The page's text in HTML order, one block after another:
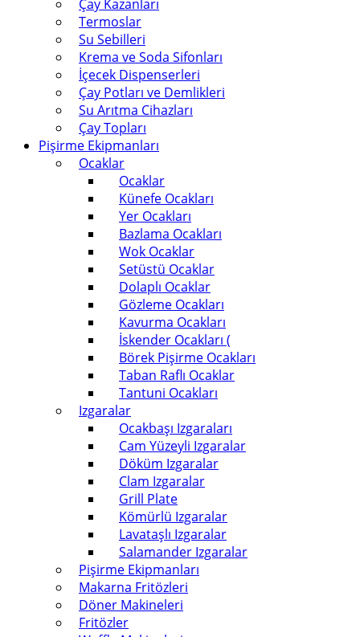
Çay Kazanları
Termoslar
Su Sebilleri
Krema ve Soda Sifonları
İçecek Dispenserleri
Çay Potları ve Demlikleri
Su Arıtma Cihazları
Çay Topları
Pişirme Ekipmanları
Ocaklar
Ocaklar
Künefe Ocakları
Yer Ocakları
Bazlama Ocakları
Wok Ocaklar
Setüstü Ocaklar
Dolaplı Ocaklar
Gözleme Ocakları
Kavurma Ocakları
İskender Ocakları (
Börek Pişirme Ocakları
Taban Raflı Ocaklar
Tantuni Ocakları
Izgaralar
Ocakbaşı Izgaraları
Cam Yüzeyli Izgaralar
Döküm Izgaralar
Clam Izgaralar
Grill Plate
Kömürlü Izgaralar
Lavataşlı Izgaralar
Salamander Izgaralar
Pişirme Ekipmanları
Makarna Fritözleri
Döner Makineleri
Fritözler